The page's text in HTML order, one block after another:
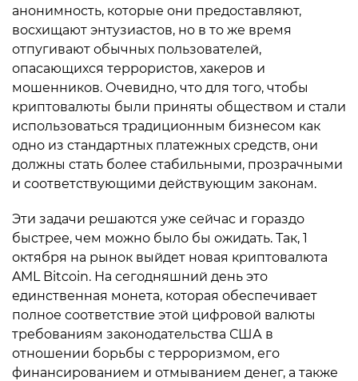
анонимность, которые они предоставляют,
восхищают энтузиастов, но в то же время
отпугивают обычных пользователей,
опасающихся террористов, хакеров и
мошенников. Очевидно, что для того, чтобы
криптовалюты были приняты обществом и стали
использоваться традиционным бизнесом как
одно из стандартных платежных средств, они
должны стать более стабильными, прозрачными
и соответствующими действующим законам.
Эти задачи решаются уже сейчас и гораздо
быстрее, чем можно было бы ожидать. Так, 1
октября на рынок выйдет новая криптовалюта
AML Bitcoin. На сегодняшний день это
единственная монета, которая обеспечивает
полное соответствие этой цифровой валюты
требованиям законодательства США в
отношении борьбы с терроризмом, его
финансированием и отмыванием денег, а также